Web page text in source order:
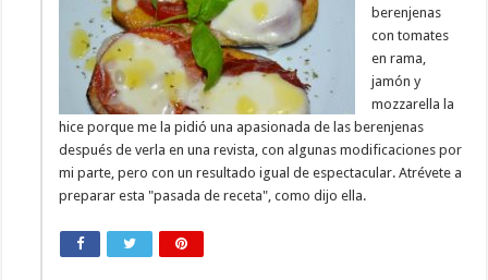
berenjenas
con tomates
en rama,
jamón y
mozzarella la
hice porque me la pidió una apasionada de las berenjenas
después de verla en una revista, con algunas modificaciones por
mi parte, pero con un resultado igual de espectacular. Atrévete a
preparar esta "pasada de receta", como dijo ella.